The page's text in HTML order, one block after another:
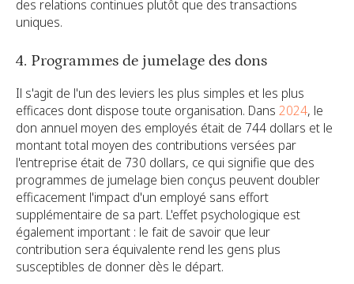
des relations continues plutôt que des transactions
uniques.
4. Programmes de jumelage des dons
Il s'agit de l'un des leviers les plus simples et les plus
efficaces dont dispose toute organisation. Dans 2024, le
don annuel moyen des employés était de 744 dollars et le
montant total moyen des contributions versées par
l'entreprise était de 730 dollars, ce qui signifie que des
programmes de jumelage bien conçus peuvent doubler
efficacement l'impact d'un employé sans effort
supplémentaire de sa part. L'effet psychologique est
également important : le fait de savoir que leur
contribution sera équivalente rend les gens plus
susceptibles de donner dès le départ.